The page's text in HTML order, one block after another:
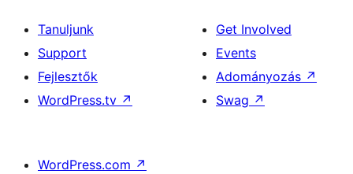
Tanuljunk
Support
Fejlesztők
WordPress.tv ↗
Get Involved
Events
Adományozás ↗
Swag ↗
WordPress.com ↗